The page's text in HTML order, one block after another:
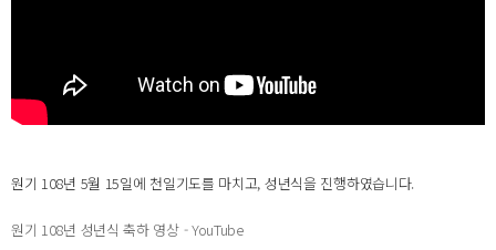
원기 108년 5월 15일에 천일기도를 마치고, 성년식을 진행하였습니다.
원기 108년 성년식 축하 영상 - YouTube